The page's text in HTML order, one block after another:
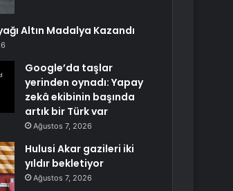
Altın Madalya Kazandı
Google’da taşlar
yerinden oynadı: Yapay
zekâ ekibinin başında
artık bir Türk var
Ağustos 7, 2026
Hulusi Akar gazileri iki
yıldır bekletiyor
Ağustos 7, 2026